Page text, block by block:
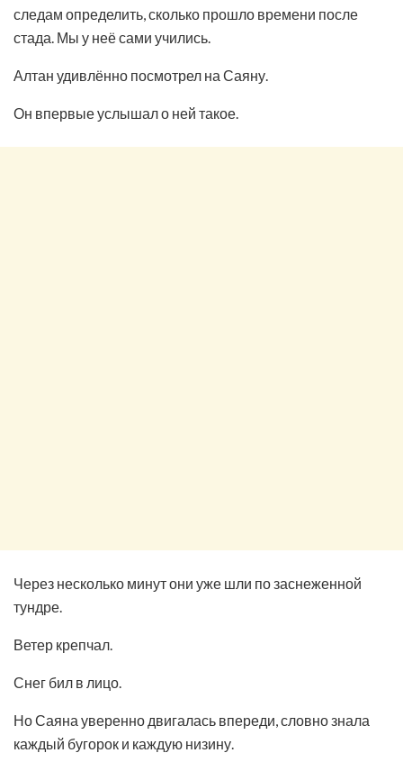
следам определить, сколько прошло времени после
стада. Мы у неё сами учились.
Алтан удивлённо посмотрел на Саяну.
Он впервые услышал о ней такое.
Через несколько минут они уже шли по заснеженной
тундре.
Ветер крепчал.
Снег бил в лицо.
Но Саяна уверенно двигалась впереди, словно знала
каждый бугорок и каждую низину.